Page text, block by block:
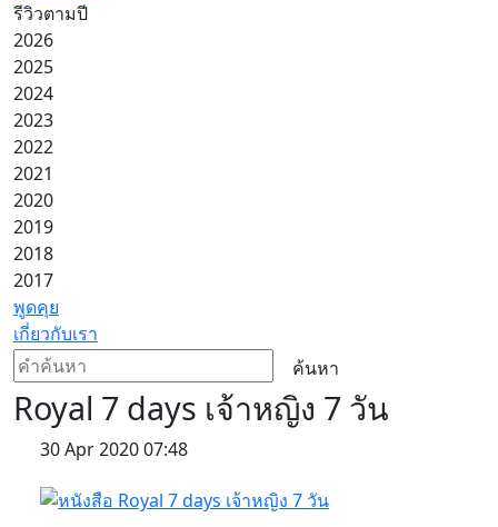
รีวิวตามปี
2026
2025
2024
2023
2022
2021
2020
2019
2018
2017
พูดคุย
เกี่ยวกับเรา
ค้นหา
Royal 7 days เจ้าหญิง 7 วัน
30 Apr 2020 07:48